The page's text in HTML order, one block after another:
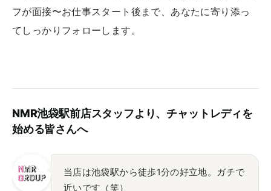
フが面接〜お仕事スタート後まで、あなたに寄り添っ
てしっかりフォローします。
NMR池袋駅前店スタッフより、チャットレディを
始める皆さんへ
当店は池袋駅から徒歩1分の好立地。ガチで
近いです（笑）